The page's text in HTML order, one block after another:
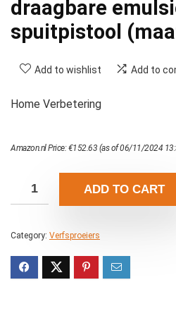
draagbare
spuitpistool
Add to wishlist Add to
Home Verbetering
Amazon.nl Price:€152.63 (as of 06/11/2024
ADD TO CART
Category: Verfsproeiers